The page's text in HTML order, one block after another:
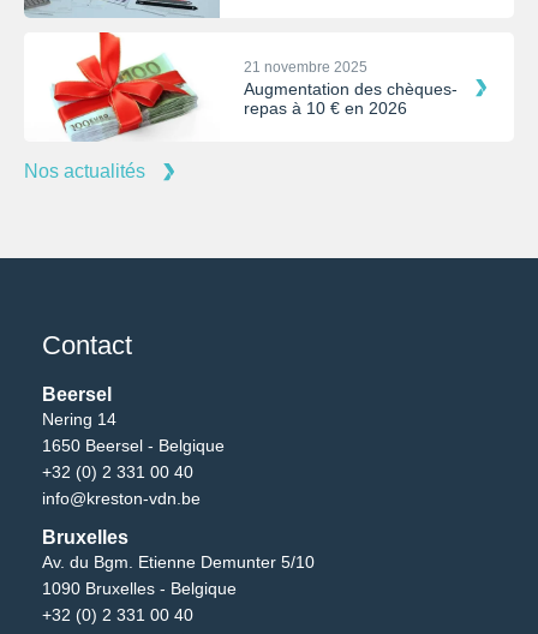
21 novembre 2025
Augmentation des chèques-
repas à 10 € en 2026
Nos actualités
Contact
Beersel
Nering 14
1650 Beersel - Belgique
+32 (0) 2 331 00 40
info@kreston-vdn.be
Bruxelles
Av. du Bgm. Etienne Demunter 5/10
1090 Bruxelles - Belgique
+32 (0) 2 331 00 40